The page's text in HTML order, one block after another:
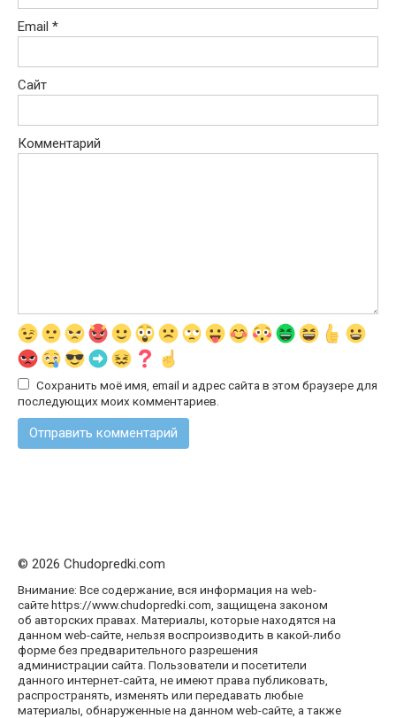
Email *
Сайт
Комментарий
Сохранить моё имя, email и адрес сайта в этом браузере для
последующих моих комментариев.
© 2026 Chudopredki.com
Внимание: Все содержание, вся информация на web-
сайте https://www.chudopredki.com, защищена законом
об авторских правах. Материалы, которые находятся на
данном web-сайте, нельзя воспроизводить в какой-либо
форме без предварительного разрешения
администрации сайта. Пользователи и посетители
данного интернет-сайта, не имеют права публиковать,
распространять, изменять или передавать любые
материалы, обнаруженные на данном web-сайте, а также